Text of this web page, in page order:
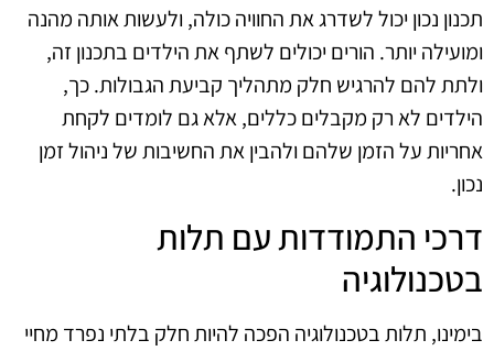
תכנון נכון יכול לשדרג את החוויה כולה, ולעשות אותה מהנה
ומועילה יותר. הורים יכולים לשתף את הילדים בתכנון זה,
ולתת להם להרגיש חלק מתהליך קביעת הגבולות. כך,
הילדים לא רק מקבלים כללים, אלא גם לומדים לקחת
אחריות על הזמן שלהם ולהבין את החשיבות של ניהול זמן
נכון.
דרכי התמודדות עם תלות
בטכנולוגיה
בימינו, תלות בטכנולוגיה הפכה להיות חלק בלתי נפרד מחיי